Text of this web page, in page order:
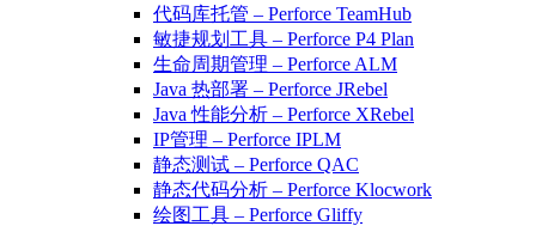
代码库托管 – Perforce TeamHub
敏捷规划工具 – Perforce P4 Plan
生命周期管理 – Perforce ALM
Java 热部署 – Perforce JRebel
Java 性能分析 – Perforce XRebel
IP管理 – Perforce IPLM
静态测试 – Perforce QAC
静态代码分析 – Perforce Klocwork
绘图工具 – Perforce Gliffy